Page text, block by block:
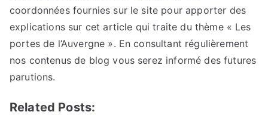
coordonnées fournies sur le site pour apporter des
explications sur cet article qui traite du thème « Les
portes de l’Auvergne ». En consultant régulièrement
nos contenus de blog vous serez informé des futures
parutions.
Related Posts: